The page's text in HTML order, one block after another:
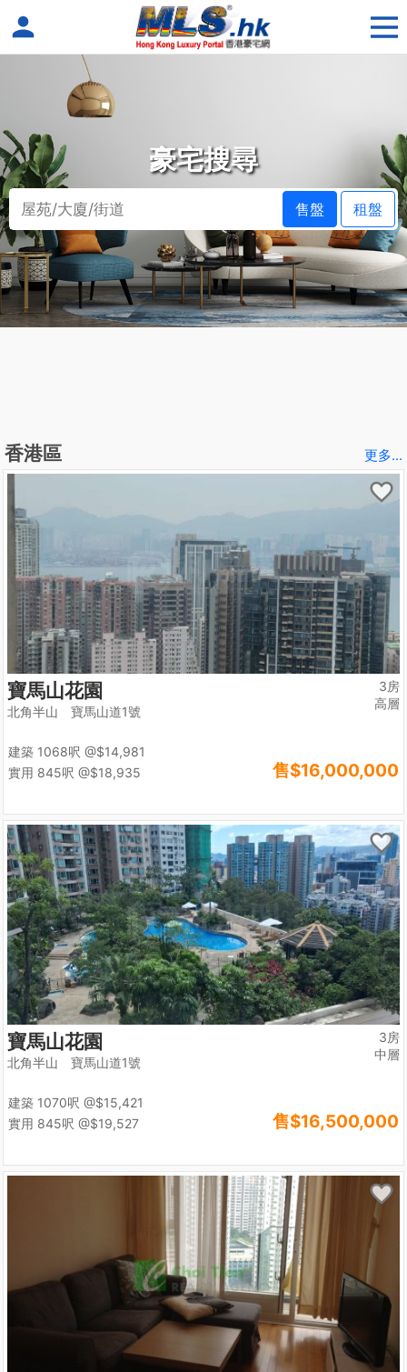
豪宅搜尋
售盤 租盤
香港區 更多...
3房
高層
寶馬山花園
北角半山 寶馬山道1號
售$16,000,000
建築 1068呎 @$14,981
實用 845呎 @$18,935
3房
中層
寶馬山花園
北角半山 寶馬山道1號
售$16,500,000
建築 1070呎 @$15,421
實用 845呎 @$19,527